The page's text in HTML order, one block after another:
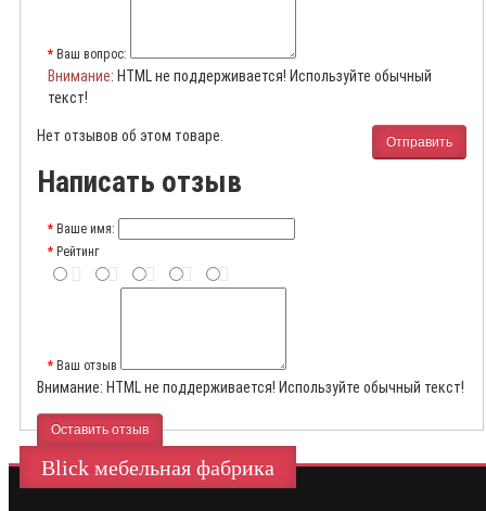
Ваш вопрос:
Внимание: HTML не поддерживается! Используйте обычный
текст!
Отправить
Нет отзывов об этом товаре.
Написать отзыв
Ваше имя:
Рейтинг
Ваш отзыв
Внимание: HTML не поддерживается! Используйте обычный текст!
Оставить отзыв
Blick мебельная фабрика